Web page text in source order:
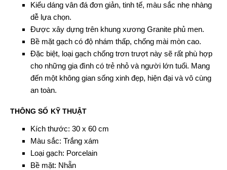
Kiểu dáng vân đá đơn giản, tinh tế, màu sắc nhẹ nhàng
dễ lựa chọn.
Được xây dựng trên khung xương Granite phủ men.
Bề mặt gạch có độ nhám thấp, chống mài mòn cao.
Đặc biệt, loại gạch chống trơn trượt này sẽ rất phù hợp
cho những gia đình có trẻ nhỏ và người lớn tuổi. Mang
đến một không gian sống xinh đẹp, hiện đại và vô cùng
an toàn.
THÔNG SỐ KỸ THUẬT
Kích thước: 30 x 60 cm
Màu sắc: Trắng xám
Loại gạch: Porcelain
Bề mặt: Nhẵn